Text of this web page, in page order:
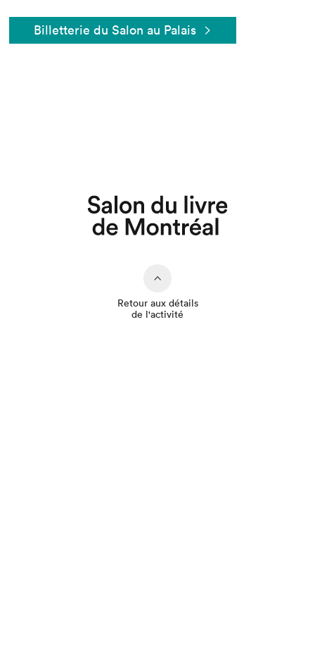
Billetterie du Salon au Palais
Retour aux détails
de l'activité